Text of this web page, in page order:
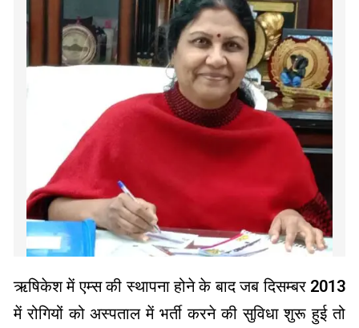
ऋषिकेश में एम्स की स्थापना होने के बाद जब दिसम्बर 2013
में रोगियों को अस्पताल में भर्ती करने की सुविधा शुरू हुई तो